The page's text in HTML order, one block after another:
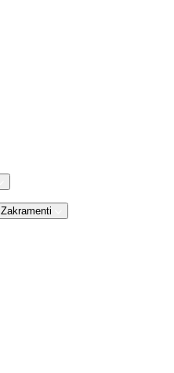
Zakramenti